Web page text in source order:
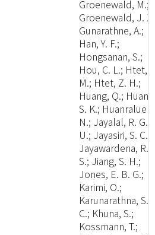
Groenewald, M.;
Groenewald, J.
Gunarathne, A.;
Han, Y. F.;
Hongsanan, S.;
Hou, C. L.; Htet,
M.; Htet, Z. H.;
Huang, Q.;
S. K.; Huanraluek,
N.; Jayalal, R. G.
U.; Jayasiri, S. C.;
Jayawardena, R.
S.; Jiang, S. H.;
Jones, E. B. G.;
Karimi, O.;
Karunarathna, S.
C.; Khuna, S.;
Kossmann, T.;